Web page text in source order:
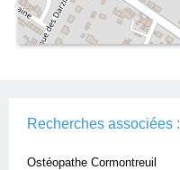
Recherches associées :
Ostéopathe Cormontreuil